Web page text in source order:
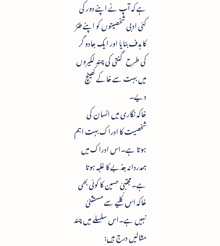
ہے کہ آپ نے اپنے دور کی
کئی ادبی شخصیتوں کو اپنے طنز
کا ہدف بنایا اور ایک جادو گر
کی طرح گنتی کی چند لکیروں
میں بہت سے خاکے کھینچ
دیے۔
خاکہ نگاری میں انسان کی
شخصیت کا ادراک بہت اہم
ہوتا ہے۔اس ادراک میں
ہمدردانہ جذبے کا غلبہ ہوتا
ہے۔مجتبیٰ حسین کا کوئی بھی
خاکہ اس کُلیے سے مستثنیٰ
نہیں ہے۔اس سلسلے میں چند
مثالیں درج ہیں: